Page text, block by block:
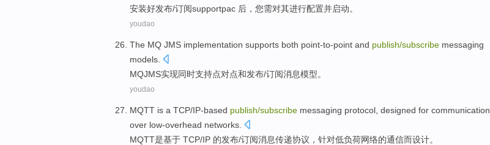
安装好发布/订阅supportpac 后， 您需对其进行配置并启动。
youdao
The MQ JMS implementation supports both point-to-point and publish/subscribe messaging
models
MQJMS实现同时支持点对点和发布/订阅消息模型。
youdao
MQTT is a TCP/IP-based publish/subscribe messaging protocol designed for communication
over low-overhead networks
MQTT是基于 TCP/IP 的发布/订阅消息传递协议 ，针对低负荷网络的通信而设计。